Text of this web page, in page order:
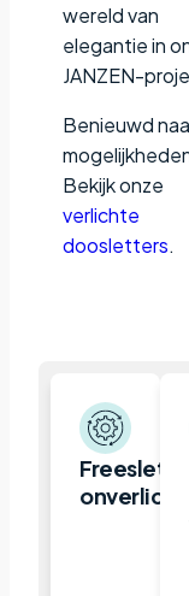
wereld van
elegantie in
JANZEN-
Benieuwd
Bekijk onze
verlichte
doosletters.
onverlicht